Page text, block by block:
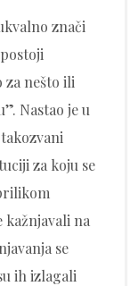
znači
za nešto ili
Nastao je u
za koju se
kažnjavali na
se
ih izlagali